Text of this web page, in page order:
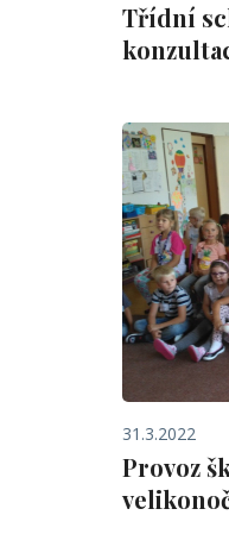
Třídní
31.3.2022
Provoz